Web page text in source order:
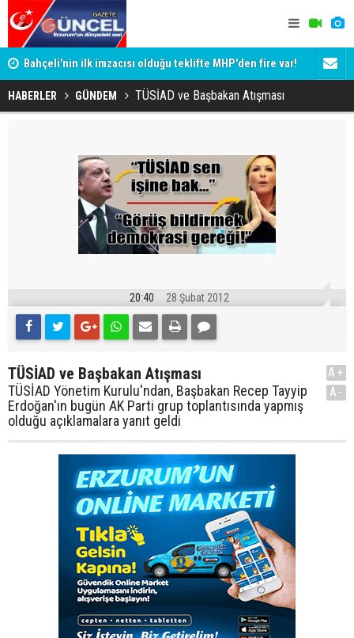
Bahçeli'nin ilk imzacısı olduğu teklifte MHP'den fire var!
İşte imzalamayan o isim
Siyaset-
HABERLER GÜNDEM TÜSİAD ve Başbakan Atışması
20:40 28 Şubat 2012
TÜSİAD ve Başbakan Atışması
TÜSİAD Yönetim Kurulu'ndan, Başbakan Recep Tayyip
Erdoğan'ın bugün AK Parti grup toplantısında yapmış
olduğu açıklamalara yanıt geldi
A+
A-